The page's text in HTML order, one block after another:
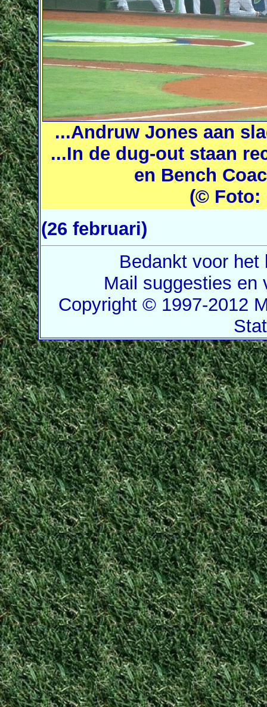
...Andruw Jones aan
...In de dug-out staan
en Bench
(© Foto:
(26 februari)
Bedankt voor
Mail suggesties en
Copyright © 1997-2012